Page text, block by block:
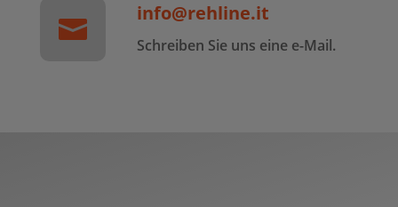

info@rehline.it
Schreiben Sie uns eine e-Mail.